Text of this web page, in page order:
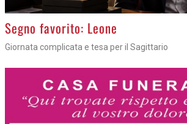
>
Segno favorito: Leone
Giornata complicata e tesa per il Sagittario